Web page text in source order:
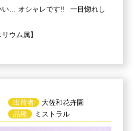
い… オシャレです!! 一目惚れし
ウム属】
出荷者
大佐和花卉園
品種
ミストラル